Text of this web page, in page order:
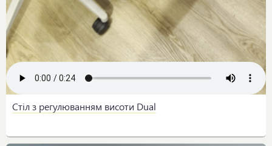
Стіл з регулюванням висоти Dual